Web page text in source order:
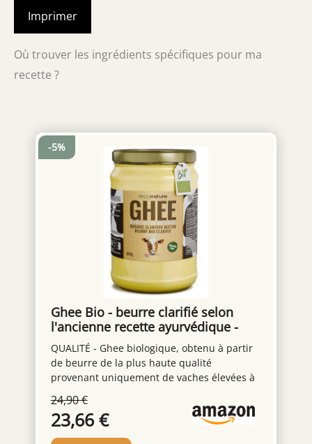
Imprimer
Où trouver les ingrédients spécifiques pour ma
recette ?
Ghee Bio - beurre clarifié selon
l'ancienne recette ayurvédique -
uniquement à partir du lait de
vaches au pâturage - extrêmement
digestible sans lactose -
Exponatura (500 g, Ghee)
QUALITÉ - Ghee biologique, obtenu à partir
de beurre de la plus haute qualité
provenant uniquement de vaches élevées à
recette ayurvédique en ‘slow cooking’. Sans
conservateurs ni additifs. Authentique,
100% pure. Nourrissant et sain
24,90 €
23,66 €
-5%